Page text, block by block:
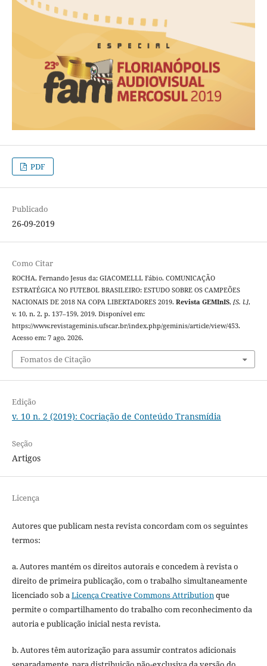
PDF
Publicado
26-09-2019
Como Citar
ROCHA, Fernando Jesus da; GIACOMELLI, Fábio. COMUNICAÇÃO
ESTRATÉGICA NO FUTEBOL BRASILEIRO: ESTUDO SOBRE OS CAMPEÕES
NACIONAIS DE 2018 NA COPA LIBERTADORES 2019. Revista GEMInIS, [S. l.],
v. 10, n. 2, p. 137–159, 2019. Disponível em:
https://www.revistageminis.ufscar.br/index.php/geminis/article/view/453.
Acesso em: 7 ago. 2026.
Fomatos de Citação
Edição
v. 10 n. 2 (2019): Cocriação de Conteúdo Transmídia
Seção
Artigos
Licença
Autores que publicam nesta revista concordam com os seguintes
termos:
a. Autores mantém os direitos autorais e concedem à revista o
direito de primeira publicação, com o trabalho simultaneamente
licenciado sob aLicença Creative Commons Attributionque
permite o compartilhamento do trabalho com reconhecimento da
autoria e publicação inicial nesta revista.
b. Autores têm autorização para assumir contratos adicionais